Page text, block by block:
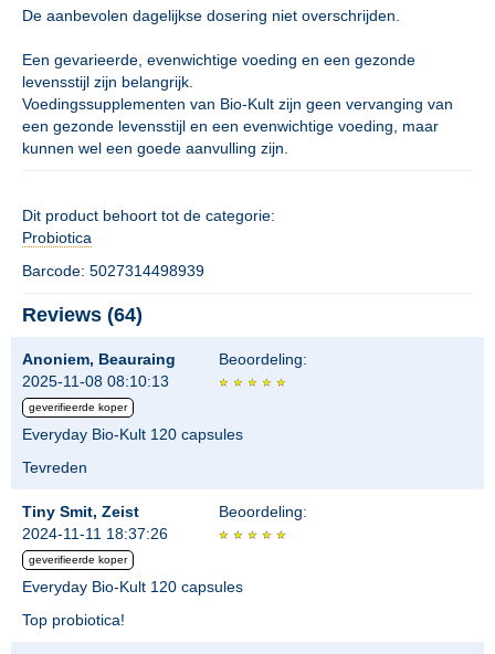
De aanbevolen dagelijkse dosering niet overschrijden.
Een gevarieerde, evenwichtige voeding en een gezonde
levensstijl zijn belangrijk.
Voedingssupplementen van Bio-Kult zijn geen vervanging van
een gezonde levensstijl en een evenwichtige voeding, maar
kunnen wel een goede aanvulling zijn.
Dit product behoort tot de categorie:
Probiotica
Barcode: 5027314498939
Reviews (64)
Anoniem, Beauraing
2025-11-08 08:10:13
geverifieerde koper
Beoordeling:
Everyday Bio-Kult 120 capsules
Tevreden
Tiny Smit, Zeist
2024-11-11 18:37:26
geverifieerde koper
Beoordeling:
Everyday Bio-Kult 120 capsules
Top probiotica!